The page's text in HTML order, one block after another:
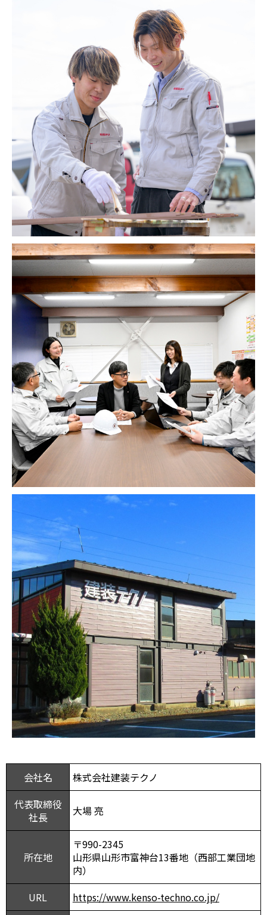
会社名
株式会社建装テクノ
代表取締役
社長
大場 亮
所在地
〒990-2345
山形県山形市富神台13番地（西部工業団地
内）
URL
https://www.kenso-techno.co.jp/